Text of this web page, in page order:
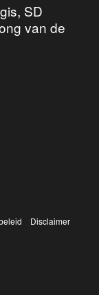
SD
van de
Disclaimer